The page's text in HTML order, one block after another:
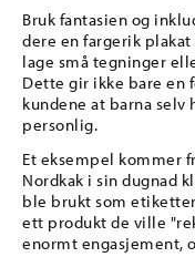
Bruk fantasien og
dere en fargerik plakat
lage små tegninger
Dette gir ikke bare en
kundene at barna
personlig.
Et eksempel kommer
Nordkak i sin dugnad
ble brukt som
ett produkt de ville
enormt engasjement,